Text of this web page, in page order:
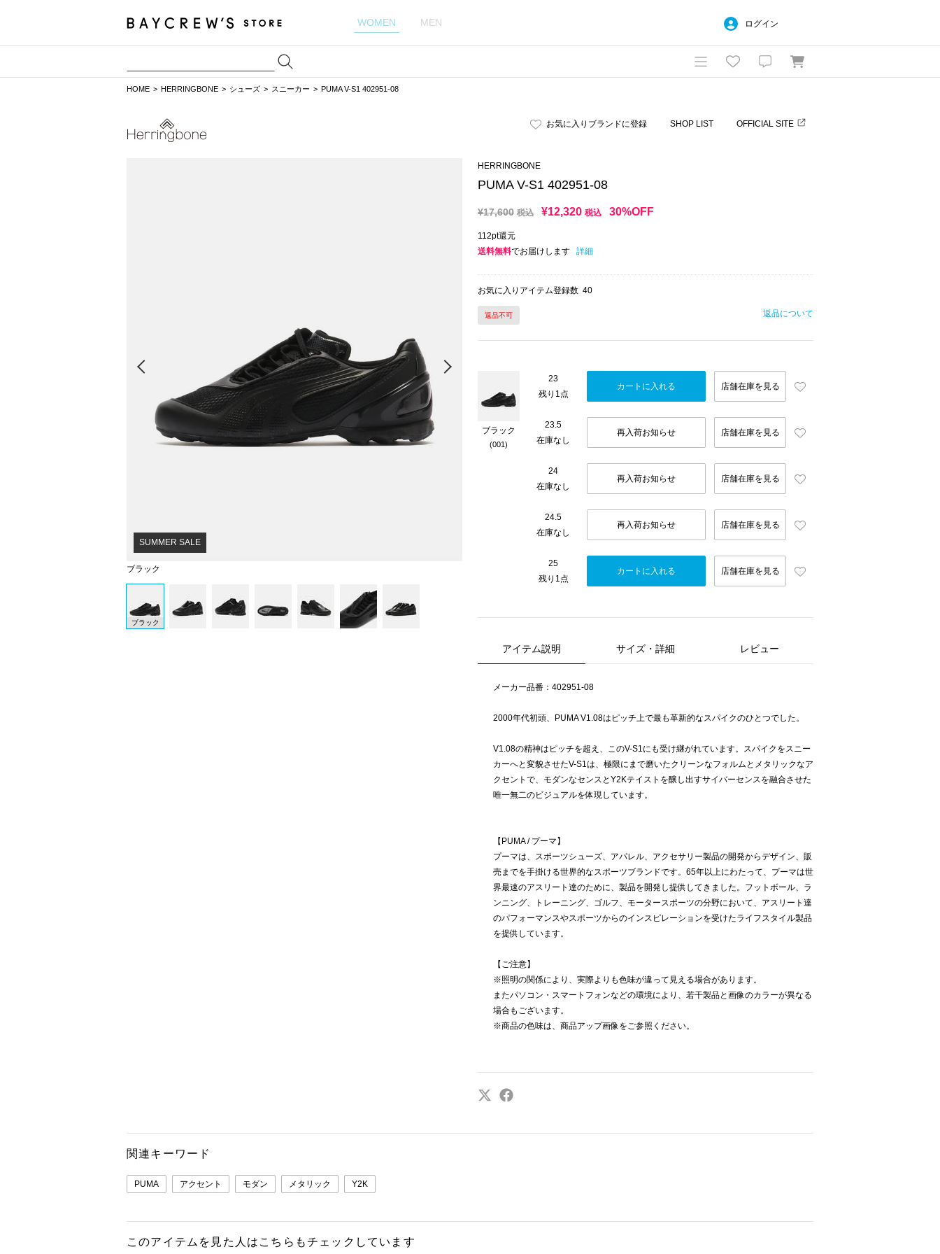
WOMEN MEN ログイン
HOME HERRINGBONE シューズ スニーカー PUMA V-S1 402951-08
お気に入りブランドに登録 SHOP LIST OFFICIAL SITE
ブラック
SUMMER SALE
ブラック
HERRINGBONE
PUMA V-S1 402951-08
¥17,600 税込 ¥12,320 税込 30%OFF
112pt還元
送料無料でお届けします 詳細
お気に入りアイテム登録数 40
返品不可 返品について
ブラック
(001)
23
残り1点
カートに入れる 店舗在庫を見る
23.5
在庫なし
再入荷お知らせ 店舗在庫を見る
24
在庫なし
再入荷お知らせ 店舗在庫を見る
24.5
在庫なし
再入荷お知らせ 店舗在庫を見る
25
残り1点
カートに入れる 店舗在庫を見る
アイテム説明 サイズ・詳細 レビュー
メーカー品番：402951-08
2000年代初頭、PUMA V1.08はピッチ上で最も革新的なスパイクのひとつでした。
V1.08の精神はピッチを超え、このV-S1にも受け継がれています。スパイクをスニー
カーへと変貌させたV-S1は、極限にまで磨いたクリーンなフォルムとメタリックなア
クセントで、モダンなセンスとY2Kテイストを醸し出すサイバーセンスを融合させた
唯一無二のビジュアルを体現しています。
【PUMA / プーマ】
プーマは、スポーツシューズ、アパレル、アクセサリー製品の開発からデザイン、販
売までを手掛ける世界的なスポーツブランドです。65年以上にわたって、プーマは世
界最速のアスリート達のために、製品を開発し提供してきました。フットボール、ラ
ンニング、トレーニング、ゴルフ、モータースポーツの分野において、アスリート達
のパフォーマンスやスポーツからのインスピレーションを受けたライフスタイル製品
を提供しています。
【ご注意】
※照明の関係により、実際よりも色味が違って見える場合があります。
またパソコン・スマートフォンなどの環境により、若干製品と画像のカラーが異なる
場合もございます。
※商品の色味は、商品アップ画像をご参照ください。
関連キーワード
PUMA アクセント モダン メタリック Y2K
このアイテムを見た人はこちらもチェックしています